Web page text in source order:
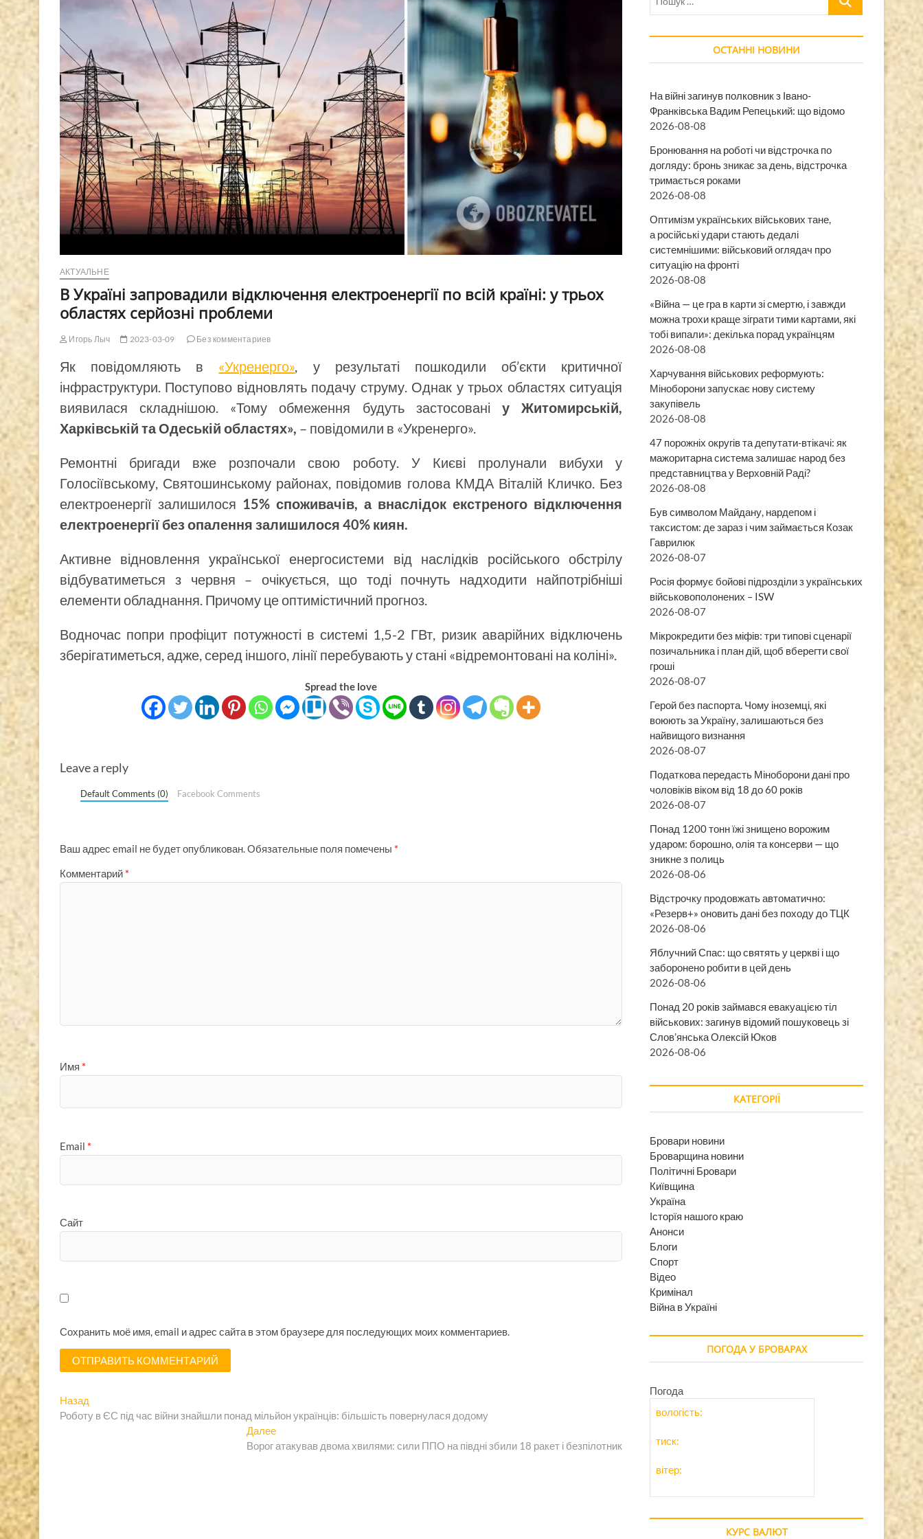
АКТУАЛЬНЕ
В Україні запровадили відключення електроенергії по всій країні: у трьох
областях серйозні проблеми
Игорь Лыч 2023-03-09 Без комментариев
Як повідомляють в «Укренерго», у результаті пошкодили об’єкти критичної
інфраструктури. Поступово відновлять подачу струму. Однак у трьох областях ситуація
виявилася складнішою. «Тому обмеження будуть застосовані у Житомирській,
Харківській та Одеській областях», – повідомили в «Укренерго».
Ремонтні бригади вже розпочали свою роботу. У Києві пролунали вибухи у
Голосіївському, Святошинському районах, повідомив голова КМДА Віталій Кличко. Без
електроенергії залишилося 15% споживачів, а внаслідок екстреного відключення
електроенергії без опалення залишилося 40% киян.
Активне відновлення української енергосистеми від наслідків російського обстрілу
відбуватиметься з червня – очікується, що тоді почнуть надходити найпотрібніші
елементи обладнання. Причому це оптимістичний прогноз.
Водночас попри профіцит потужності в системі 1,5-2 ГВт, ризик аварійних відключень
зберігатиметься, адже, серед іншого, лінії перебувають у стані «відремонтовані на коліні».
Spread the love
Leave a reply
Default Comments (0) Facebook Comments
Ваш адрес email не будет опубликован.Обязательные поля помечены *
Комментарий *
Имя *
Email *
Сайт
Сохранить моё имя, email и адрес сайта в этом браузере для последующих моих комментариев.
Навигация
по
Назад
запись:
Роботу в ЄС під час війни знайшли понад мільйон українців: більшість повернулася додому
ДалееСледующая
запись:
Ворог атакував двома хвилями: сили ППО на півдні збили 18 ракет і безпілотник
ОСТАННІ НОВИНИ
На війні загинув полковник з Івано-
Франківська Вадим Репецький: що відомо
2026-08-08
Бронювання на роботі чи відстрочка по
догляду: бронь зникає за день, відстрочка
тримається роками
2026-08-08
Оптимізм українських військових тане,
а російські удари стають дедалі
системнішими: військовий оглядач про
ситуацію на фронті
2026-08-08
«Війна — це гра в карти зі смертю, і завжди
можна трохи краще зіграти тими картами, які
тобі випали»: декілька порад українцям
2026-08-08
Харчування військових реформують:
Міноборони запускає нову систему
закупівель
2026-08-08
47 порожніх округів та депутати-втікачі: як
мажоритарна система залишає народ без
представництва у Верховній Раді?
2026-08-08
Був символом Майдану, нардепом і
таксистом: де зараз і чим займається Козак
Гаврилюк
2026-08-07
Росія формує бойові підрозділи з українських
військовополонених – ISW
2026-08-07
Мікрокредити без міфів: три типові сценарії
позичальника і план дій, щоб вберегти свої
гроші
2026-08-07
Герой без паспорта. Чому іноземці, які
воюють за Україну, залишаються без
найвищого визнання
2026-08-07
Податкова передасть Міноборони дані про
чоловіків віком від 18 до 60 років
2026-08-07
Понад 1200 тонн їжі знищено ворожим
ударом: борошно, олія та консерви — що
зникне з полиць
2026-08-06
Відстрочку продовжать автоматично:
«Резерв+» оновить дані без походу до ТЦК
2026-08-06
Яблучний Спас: що святять у церкві і що
заборонено робити в цей день
2026-08-06
Понад 20 років займався евакуацією тіл
військових: загинув відомий пошуковець зі
Слов’янська Олексій Юков
2026-08-06
КАТЕГОРІЇ
Бровари новини
Броварщина новини
Політичні Бровари
Київщина
Україна
Історїя нашого краю
Анонси
Блоги
Спорт
Відео
Кримінал
Війна в Україні
ПОГОДА У БРОВАРАХ
Погода
вологість:
тиск:
вітер:
КУРС ВАЛЮТ